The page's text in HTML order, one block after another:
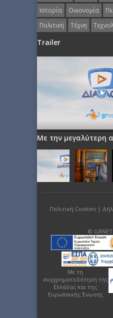
Ιστορία
Οικονομία
Πολιτική
Τέχνη
Trailer
Με την μεγαλύτερη
Πολιτική Cookies|
©
Με τη
συγχρηματοδότηση της
Ελλάδας και της
Ευρωπαϊκής Ένωσης